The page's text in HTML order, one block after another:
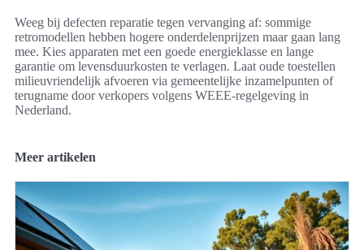
Weeg bij defecten reparatie tegen vervanging af: sommige
retromodellen hebben hogere onderdelenprijzen maar gaan lang
mee. Kies apparaten met een goede energieklasse en lange
garantie om levensduurkosten te verlagen. Laat oude toestellen
milieuvriendelijk afvoeren via gemeentelijke inzamelpunten of
terugname door verkopers volgens WEEE-regelgeving in
Nederland.
Meer artikelen